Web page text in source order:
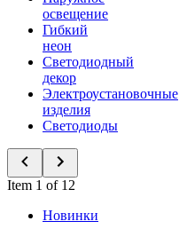
освещение
Гибкий
неон
Светодиодный
декор
Электроустановочные
изделия
Светодиоды
Item 1 of 12
Новинки